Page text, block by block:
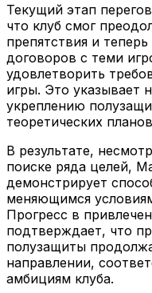
Текущий этап
что клуб смог
препятствия и
договоров с теми
удовлетворить
игры. Это указывает
укреплению
теоретических
В результате,
поиске ряда целей,
демонстрирует
меняющимся
Прогресс в
подтверждает, что
полузащиты
направлении,
амбициям клуба.